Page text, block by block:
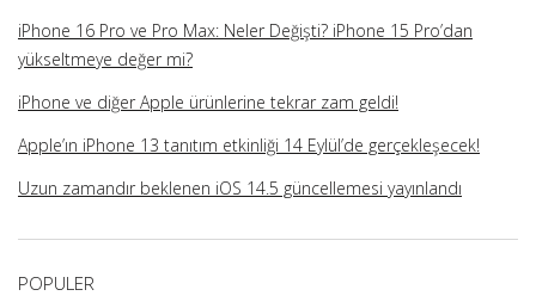
iPhone 16 Pro ve Pro Max: Neler Değişti? iPhone 15 Pro’dan
yükseltmeye değer mi?
iPhone ve diğer Apple ürünlerine tekrar zam geldi!
Apple’ın iPhone 13 tanıtım etkinliği 14 Eylül’de gerçekleşecek!
Uzun zamandır beklenen iOS 14.5 güncellemesi yayınlandı
POPULER